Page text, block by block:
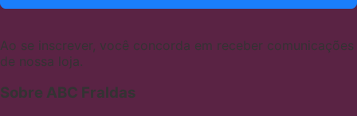
Ao se inscrever, você concorda em receber comunicações
de nossa loja.
Sobre ABC Fraldas